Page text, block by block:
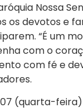
Nossa
os devotos e
“É um
com o
com fé e
(quarta-